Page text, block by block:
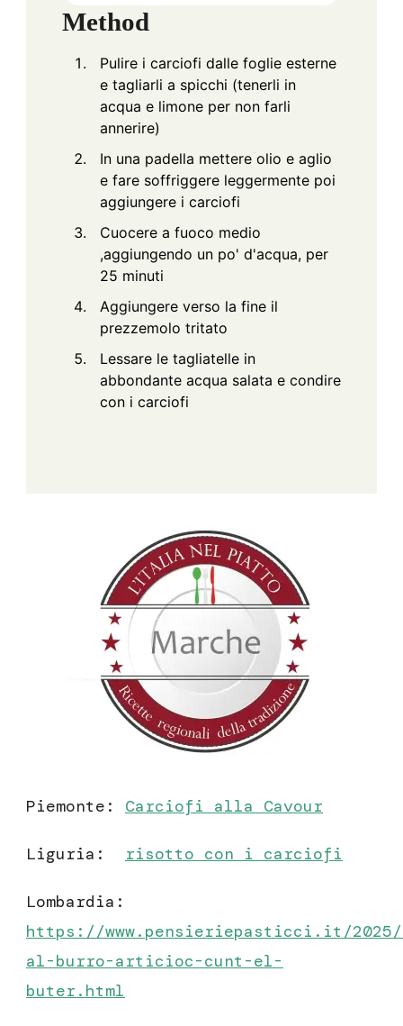
Method
Pulire i carciofi dalle foglie esterne
e tagliarli a spicchi (tenerli in
acqua e limone per non farli
annerire)
In una padella mettere olio e aglio
e fare soffriggere leggermente poi
aggiungere i carciofi
Cuocere a fuoco medio
,aggiungendo un po' d'acqua, per
25 minuti
Aggiungere verso la fine il
prezzemolo tritato
Lessare le tagliatelle in
abbondante acqua salata e condire
con i carciofi
Piemonte: Carciofi alla Cavour
Liguria: risotto con i carciofi
Lombardia:
https://www.pensieriepasticci.it/
al-burro-articioc-cunt-el-
buter.html